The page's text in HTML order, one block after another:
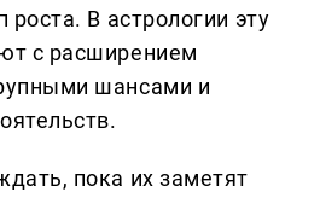
роста. В астрологии эту
с расширением
шансами и
пока их заметят